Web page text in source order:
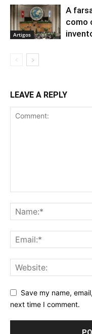
Artigos
A
como
LEAVE A REPLY
Save my name,
next time I comment.